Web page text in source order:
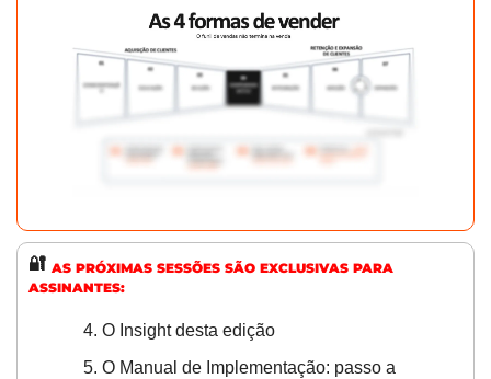
🔐 AS PRÓXIMAS SESSÕES SÃO EXCLUSIVAS PARA
ASSINANTES:
O Insight desta edição
O Manual de Implementação: passo a